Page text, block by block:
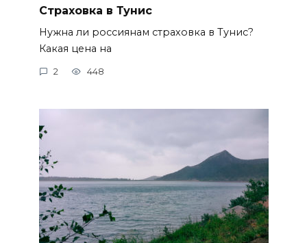
Страховка в Тунис
Нужна ли россиянам страховка в Тунис?
Какая цена на
2 448